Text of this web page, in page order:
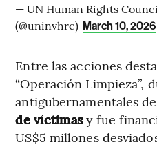
— UN Human Rights
(@uninvhrc) March 10, 2026
Entre las acciones
“Operación Limpieza”,
antigubernamentales
de víctimasy fue
US$5 millones